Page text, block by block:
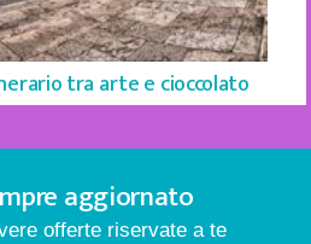
tra arte e cioccolato
aggiornato
offerte riservate a te